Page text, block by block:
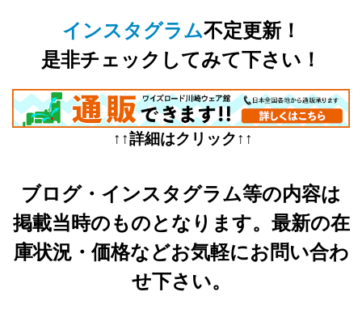
インスタグラム不定更新！
是非チェックしてみて下さい！
↑↑詳細はクリック↑↑
ブログ・インスタグラム等の内容は
掲載当時のものとなります。最新の在
庫状況・価格などお気軽にお問い合わ
せ下さい。